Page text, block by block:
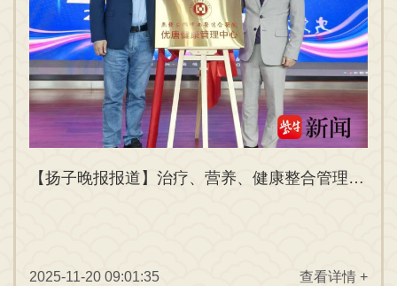
【扬子晚报报道】治疗、营养、健康整合管理，糖尿病治疗有了新模式——优唐健康管理
2025-11-20 09:01:35 查看详情 +